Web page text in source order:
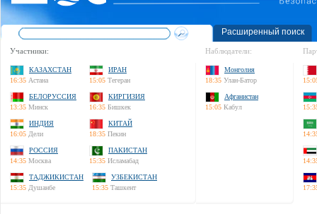
Расширенный поиск
Участники:
КАЗАХСТАН
16:35 Астана
ИРАН
15:05 Тегеран
БЕЛОРУССИЯ
13:35 Минск
КИРГИЗИЯ
16:35 Бишкек
ИНДИЯ
16:05 Дели
КИТАЙ
18:35 Пекин
РОССИЯ
14:35 Москва
ПАКИСТАН
15:35 Исламабад
ТАДЖИКИСТАН
15:35 Душанбе
УЗБЕКИСТАН
15:35 Ташкент
Наблюдатели:
Монголия
18:35 Улан-Батор
Афганистан
15:05 Кабул